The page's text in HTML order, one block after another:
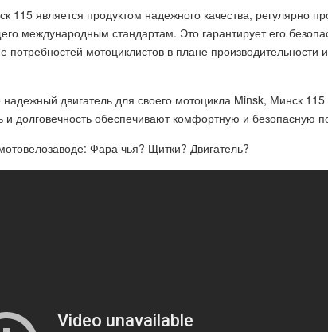
115 является продуктом надежного качества, регулярно
международным стандартам. Это гарантирует его
потребностей мотоциклистов в плане производительности
двигатель для своего мотоцикла Minsk, Минск
и долговечность обеспечивают комфортную и безопасную
Фара чья? Щитки? Двигатель?